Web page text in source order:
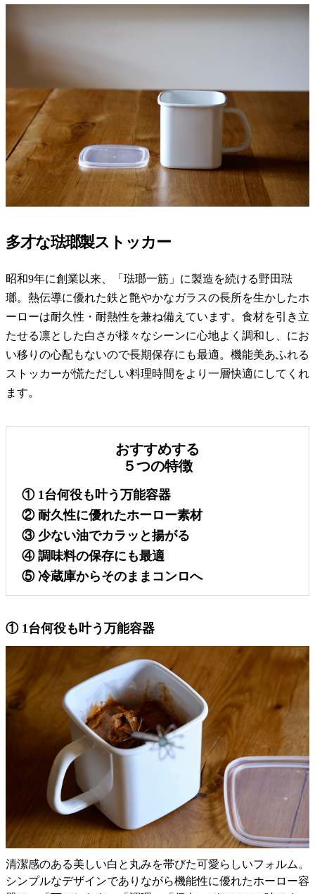
多才な琺瑯製ストッカー
昭和9年に創業以来、「琺瑯一筋」に製造を続ける野田琺
瑯。熱伝導に優れた鉄と艶やかなガラスの長所を生かしたホ
ーローは耐久性・耐熱性を兼ね備えています。食材を引き立
たせる凛とした白さが様々なシーンに心地よく調和し、にお
い移りの心配もないので長期保存にも最適。機能美あふれる
ストッカーが慌ただしい料理時間をより一層快適にしてくれ
ます。
おすすめする
５つの特徴
① 1台何役も叶う万能容器
② 耐久性に優れたホーロー素材
③ 少ない油でカラッと揚がる
④ 調味料の保存にも最適
⑤ 冷蔵庫からそのままコンロへ
① 1台何役も叶う万能容器
清潔感のある美しい白と丸みを帯びた可愛らしいフォルム。
シンプルなデザインでありながら機能性に優れたホーロー容